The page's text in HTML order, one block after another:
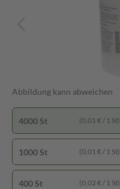
Abbildung kann abweichen
4000 St (0,01 € / 1 St)
1000 St (0,01 € / 1 St)
400 St (0,02 € / 1 St)